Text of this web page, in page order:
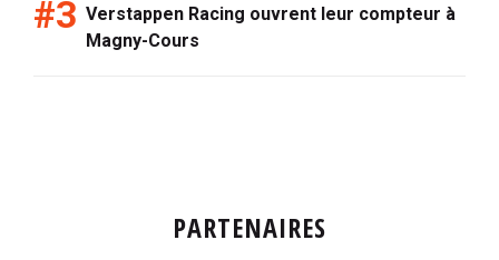
Verstappen Racing ouvrent leur compteur à
Magny-Cours
PARTENAIRES